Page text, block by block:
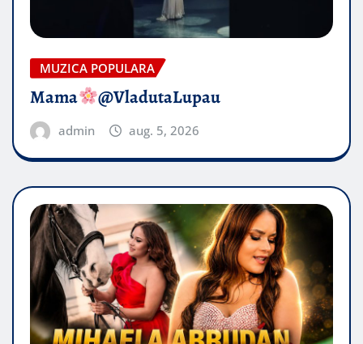
MUZICA POPULARA
Mama @VladutaLupau
admin aug. 5, 2026